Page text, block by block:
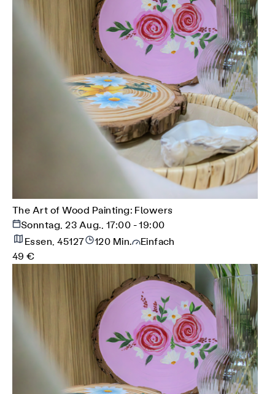
The Art of Wood Painting: Flowers
Sonntag, 23 Aug., 17:00 - 19:00
Essen, 45127
120 Min.
Einfach
49 €